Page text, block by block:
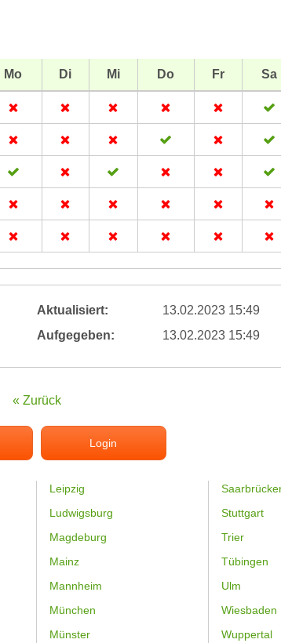
Mo Di Mi Do Fr Sa
Aktualisiert:
13.02.2023 15:49
Aufgegeben: 13.02.2023 15:49
« Zurück
Login
Leipzig
Ludwigsburg
Magdeburg
Mainz
Mannheim
München
Münster
Stuttgart
Trier
Tübingen
Ulm
Wiesbaden
Wuppertal